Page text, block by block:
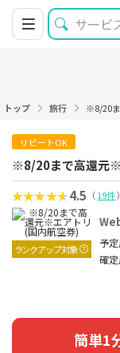
トップ 旅行 ※8/20
リピートOK
※8/20まで高還元
4.5 （19件）
ランクアップ対象 予
確
簡単1